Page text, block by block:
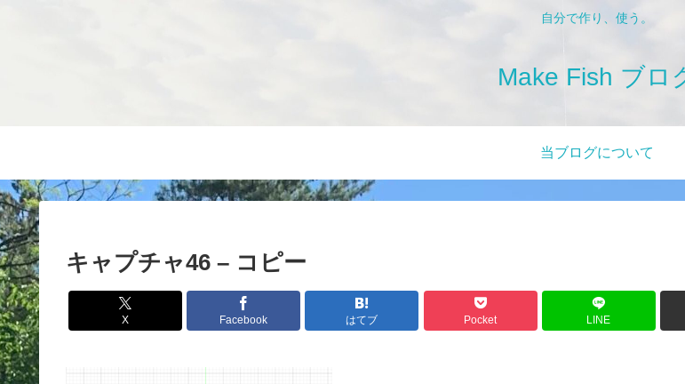
自分で作り、使う。
Make Fish ブロ
当ブログについて
キャプチャ46 – コピー
X Facebook はてブ Pocket LINE